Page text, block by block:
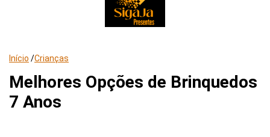
Início /Crianças
Melhores Opções de Brinquedos
7 Anos